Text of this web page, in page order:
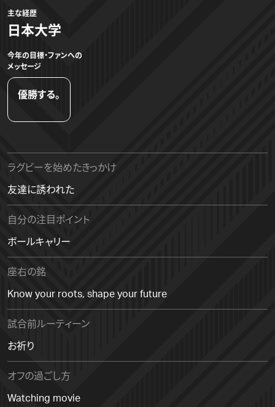
主な経歴
日本大学
今年の目標・ファンへの
メッセージ
優勝する。
ラグビーを始めたきっかけ
友達に誘われた
自分の注目ポイント
ボールキャリー
座右の銘
Know your roots, shape your future
試合前ルーティーン
お祈り
オフの過ごし方
Watching movie